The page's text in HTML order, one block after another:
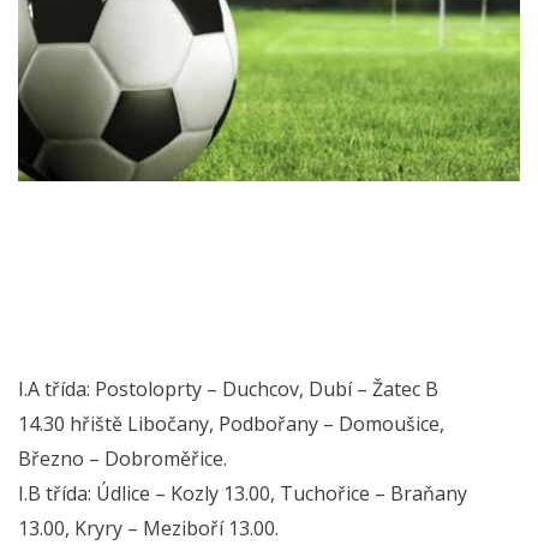
I.A třída: Postoloprty – Duchcov, Dubí – Žatec B
14.30 hřiště Libočany, Podbořany – Domoušice,
Březno – Dobroměřice.
I.B třída: Údlice – Kozly 13.00, Tuchořice – Braňany
13.00, Kryry – Meziboří 13.00.